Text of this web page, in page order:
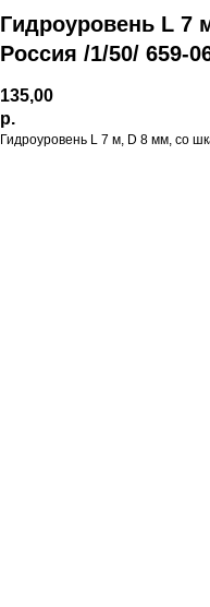
Гидроуровень L 7
Россия /1/50/ 659-
135,00
р.
Гидроуровень L 7 м, D 8 мм, со